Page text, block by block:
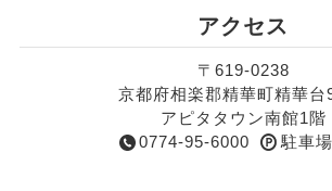
アクセス
〒619-0238
京都府相楽郡精華町精華台
アピタタウン南館1階
0774-95-6000
駐車